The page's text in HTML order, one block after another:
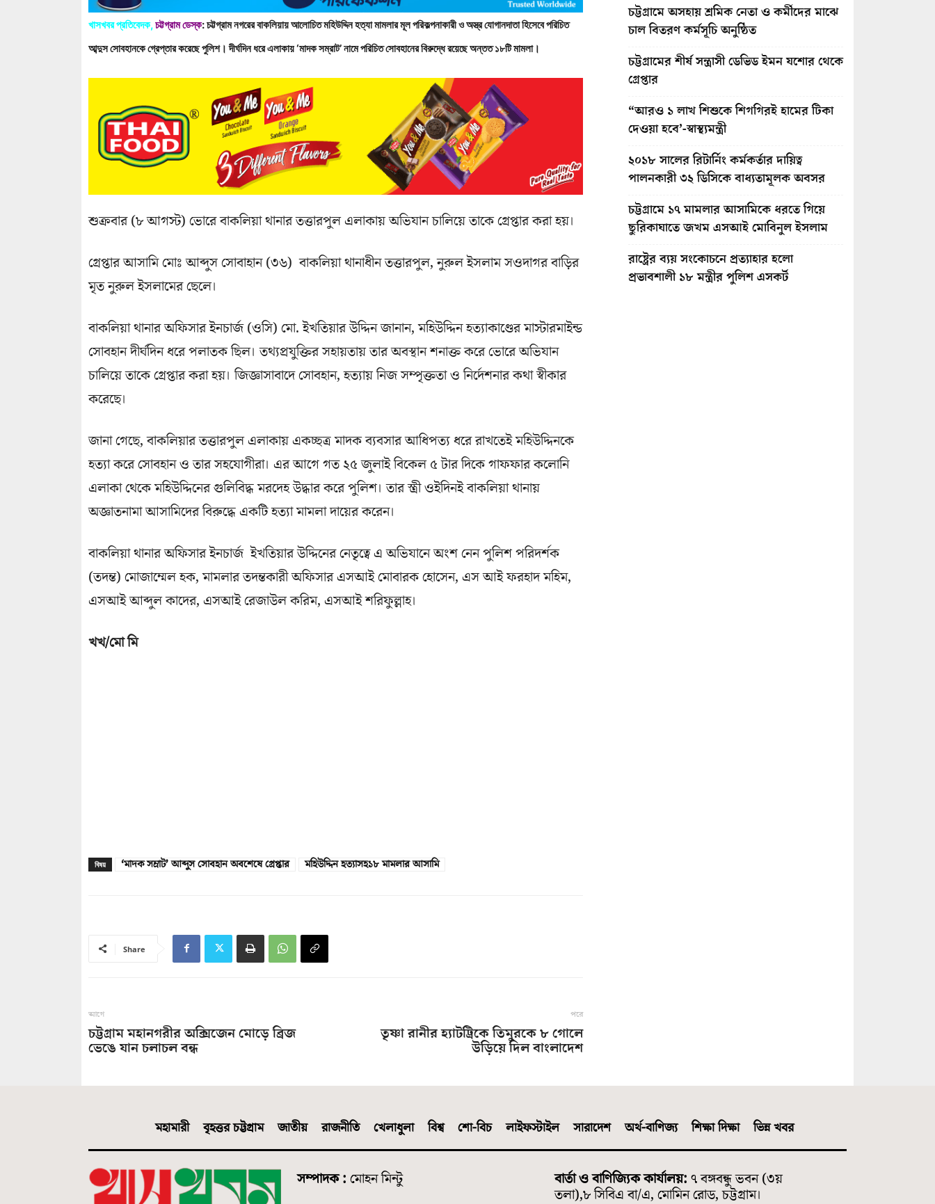
খাসখবর প্রতিবেদক,চট্টগ্রাম ডেস্ক: চট্টগ্রাম নগরের বাকলিয়ায় আলোচিত মহিউদ্দিন হত্যা মামলার মূল পরিকল্পনাকারী ও অস্ত্র যোগানদাতা হিসেবে পরিচিত
আব্দুস সোবহানকে গ্রেপ্তার করেছে পুলিশ। দীর্ঘদিন ধরে এলাকায় ‘মাদক সম্রাট’ নামে পরিচিত সোবহানের বিরুদ্ধে রয়েছে অন্তত ১৮টি মামলা।
শুক্রবার (৮ আগস্ট) ভোরে বাকলিয়া থানার তত্তারপুল এলাকায় অভিযান চালিয়ে তাকে গ্রেপ্তার করা হয়।
গ্রেপ্তার আসামি মোঃ আব্দুস সোবাহান (৩৬) বাকলিয়া থানাধীন তত্তারপুল, নুরুল ইসলাম সওদাগর বাড়ির
মৃত নুরুল ইসলামের ছেলে।
বাকলিয়া থানার অফিসার ইনচার্জ (ওসি) মো. ইখতিয়ার উদ্দিন জানান, মহিউদ্দিন হত্যাকাণ্ডের মাস্টারমাইন্ড
সোবহান দীর্ঘদিন ধরে পলাতক ছিল। তথ্যপ্রযুক্তির সহায়তায় তার অবস্থান শনাক্ত করে ভোরে অভিযান
চালিয়ে তাকে গ্রেপ্তার করা হয়। জিজ্ঞাসাবাদে সোবহান, হত্যায় নিজ সম্পৃক্ততা ও নির্দেশনার কথা স্বীকার
করেছে।
জানা গেছে, বাকলিয়ার তত্তারপুল এলাকায় একচ্ছত্র মাদক ব্যবসার আধিপত্য ধরে রাখতেই মহিউদ্দিনকে
হত্যা করে সোবহান ও তার সহযোগীরা। এর আগে গত ২৫ জুলাই বিকেল ৫ টার দিকে গাফফার কলোনি
এলাকা থেকে মহিউদ্দিনের গুলিবিদ্ধ মরদেহ উদ্ধার করে পুলিশ। তার স্ত্রী ওইদিনই বাকলিয়া থানায়
অজ্ঞাতনামা আসামিদের বিরুদ্ধে একটি হত্যা মামলা দায়ের করেন।
বাকলিয়া থানার অফিসার ইনচার্জ ইখতিয়ার উদ্দিনের নেতৃত্বে এ অভিযানে অংশ নেন পুলিশ পরিদর্শক
(তদন্ত) মোজাম্মেল হক, মামলার তদন্তকারী অফিসার এসআই মোবারক হোসেন, এস আই ফরহাদ মহিম,
এসআই আব্দুল কাদের, এসআই রেজাউল করিম, এসআই শরিফুল্লাহ।
খখ/মো মি
বিষয় ‘মাদক সম্রাট’ আব্দুস সোবহান অবশেষে গ্রেপ্তার মহিউদ্দিন হত্যাসহ১৮ মামলার আসামি
Share
আগে
চট্টগ্রাম মহানগরীর অক্সিজেন মোড়ে ব্রিজ
ভেঙে যান চলাচল বন্ধ
পরে
তৃষ্ণা রানীর হ্যাটট্রিকে তিমুরকে ৮ গোলে
উড়িয়ে দিল বাংলাদেশ
চট্টগ্রামে অসহায় শ্রমিক নেতা ও কর্মীদের মাঝে
চাল বিতরণ কর্মসূচি অনুষ্ঠিত
চট্টগ্রামের শীর্ষ সন্ত্রাসী ডেভিড ইমন যশোর থেকে
গ্রেপ্তার
“আরও ১ লাখ শিশুকে শিগগিরই হামের টিকা
দেওয়া হবে’-স্বাস্থ্যমন্ত্রী
২০১৮ সালের রিটার্নিং কর্মকর্তার দায়িত্ব
পালনকারী ৩২ ডিসিকে বাধ্যতামূলক অবসর
চট্টগ্রামে ১৭ মামলার আসামিকে ধরতে গিয়ে
ছুরিকাঘাতে জখম এসআই মোবিনুল ইসলাম
রাষ্ট্রের ব্যয় সংকোচনে প্রত্যাহার হলো
প্রভাবশালী ১৮ মন্ত্রীর পুলিশ এসকর্ট
মহামারী বৃহত্তর চট্টগ্রাম জাতীয় রাজনীতি খেলাধুলা বিশ্ব শো-বিচ লাইফস্টাইল সারাদেশ অর্থ-বাণিজ্য শিক্ষা দিক্ষা ভিন্ন খবর
সম্পাদক : মোহন মিন্টু বার্তা ও বাণিজ্যিক কার্যালয়: ৭ বঙ্গবন্ধু ভবন (৩য়
তলা),৮ সিবিএ বা/এ, মোমিন রোড, চট্টগ্রাম।